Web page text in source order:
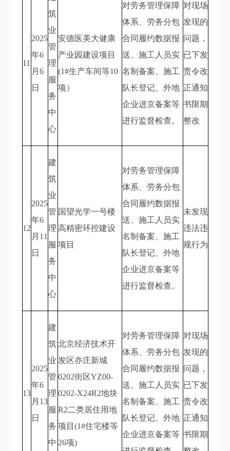
11
2025
年6
月6
日
筑
业
管
理
服
务
中
心
安德医美大健康
产业园建设项目
(1#生产车间等10
项）
对劳务管理保障
体系、劳务分包
合同履约数据报
送、施工人员实
名制备案、施工
队长登记、外地
企业进京备案等
进行监督检查。
对现场
发现的
问题，
已下发
责令改
正通知
书限期
整改
12
2025
年6
月11
日
建
筑
业
管
理
服
务
中
心
国望光学一号楼
高精密环控建设
项目
对劳务管理保障
体系、劳务分包
合同履约数据报
送、施工人员实
名制备案、施工
队长登记、外地
企业进京备案等
进行监督检查。
未发现
违法违
规行为
13
2025
年6
月13
日
建
筑
业
管
理
服
务
中
北京经济技术开
发区亦庄新城
0202街区YZ00-
0202-X24R2地块
R2二类居住用地
项目(1#住宅楼等
26项)
对劳务管理保障
体系、劳务分包
合同履约数据报
送、施工人员实
名制备案、施工
队长登记、外地
企业进京备案等
对现场
发现的
问题，
已下发
责令改
正通知
书限期